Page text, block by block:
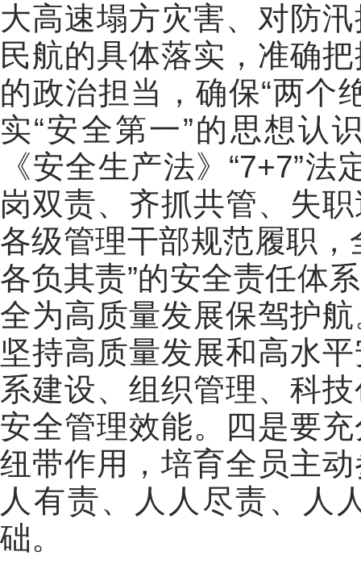
大高速塌方灾害、对防
民航的具体落实，准确
的政治担当，确保“两个
实“安全第一”的思想认
《安全生产法》“7+7”
岗双责、齐抓共管、失
各级管理干部规范履职
各负其责”的安全责任体
全为高质量发展保驾护
坚持高质量发展和高水
系建设、组织管理、科
安全管理效能。
四是要
纽带作用，培育全员主
人有责、人人尽责、人
础。